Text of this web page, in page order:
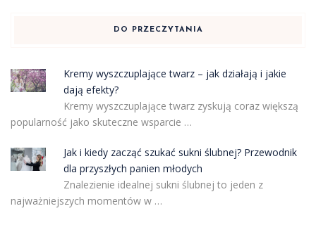
DO PRZECZYTANIA
Kremy wyszczuplające twarz – jak działają i jakie
dają efekty?
Kremy wyszczuplające twarz zyskują coraz większą
popularność jako skuteczne wsparcie …
Jak i kiedy zacząć szukać sukni ślubnej? Przewodnik
dla przyszłych panien młodych
Znalezienie idealnej sukni ślubnej to jeden z
najważniejszych momentów w …